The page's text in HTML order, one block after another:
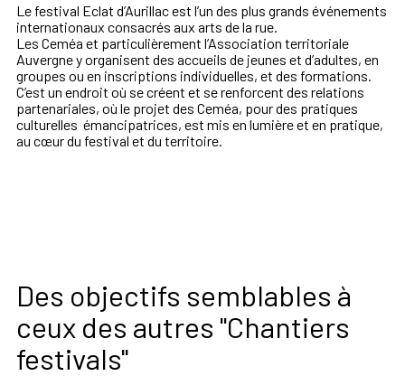
Le festival Eclat d’Aurillacest l’un des plus grands événements
internationaux consacrés aux arts de la rue.
Les Ceméa et particulièrement l’Association territoriale
Auvergneyorganisent des accueils de jeunes et d’adultes, en
groupes ou en inscriptions individuelles, et des formations.
C’est un endroit où se créent et se renforcent des relations
partenariales, où le projet des Ceméa, pourdes pratiques
culturelles émancipatrices, est mis en lumière et en pratique,
au cœur du festival et du territoire.
Des objectifs semblables à
ceux des autres "Chantiers
festivals"